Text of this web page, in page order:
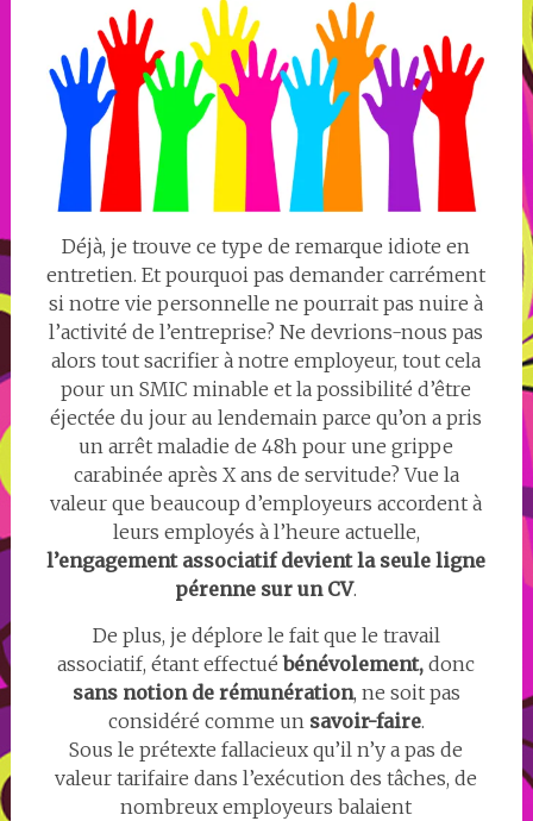
Déjà, je trouve ce type de remarque idiote en
entretien. Et pourquoi pas demander carrément
si notre vie personnelle ne pourrait pas nuire à
l’activité de l’entreprise? Ne devrions-nous pas
alors tout sacrifier à notre employeur, tout cela
pour un SMIC minable et la possibilité d’être
éjectée du jour au lendemain parce qu’on a pris
un arrêt maladie de 48h pour une grippe
carabinée après X ans de servitude? Vue la
valeur que beaucoup d’employeurs accordent à
leurs employés à l’heure actuelle,
l’engagement associatif devient la seule ligne
pérenne sur un CV.
De plus, je déplore le fait que le travail
associatif, étant effectué bénévolement,donc
sans notion de rémunération, ne soit pas
considéré comme un savoir-faire.
Sous le prétexte fallacieux qu’il n’y a pas de
valeur tarifaire dans l’exécution des tâches, de
nombreux employeurs balaient